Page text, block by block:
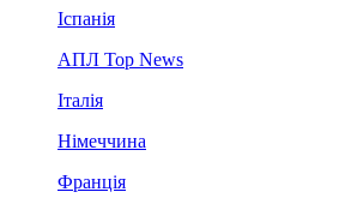
Іспанія
АПЛ Top News
Італія
Німеччина
Франція